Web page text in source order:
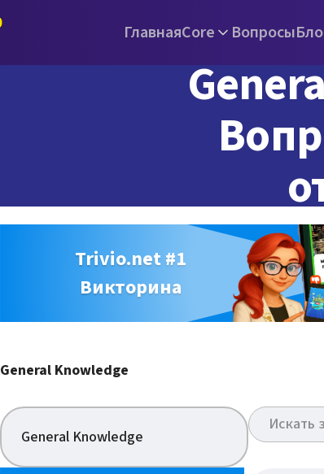
ГлавнаяCore Вопросы
Trivio.net #1
Викторина
General Knowledge
General Knowledge